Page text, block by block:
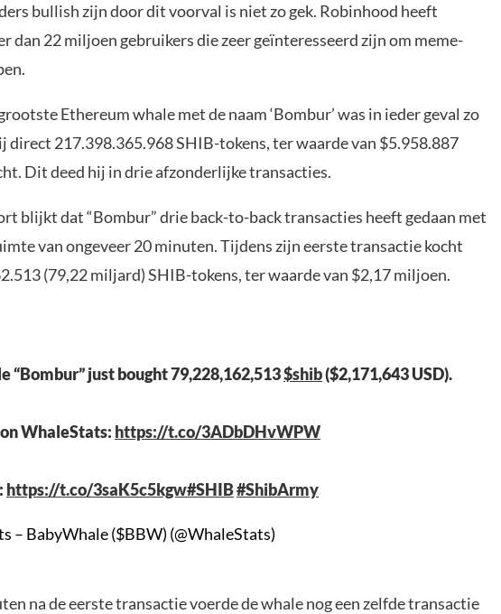
bullish zijn door dit voorval is niet zo gek. Robinhood heeft
dan 22 miljoen gebruikers die zeer geïnteresseerd zijn om meme-
Ethereum whale met de naam ‘Bombur’ was in ieder geval zo
direct 217.398.365.968 SHIB-tokens, ter waarde van $5.958.887
Dit deed hij in drie afzonderlijke transacties.
blijkt dat “Bombur” drie back-to-back transacties heeft gedaan met
van ongeveer 20 minuten. Tijdens zijn eerste transactie kocht
(79,22 miljard) SHIB-tokens, ter waarde van $2,17 miljoen.
“Bombur” just bought 79,228,162,513$shib($2,171,643 USD).
WhaleStats: https://t.co/3ADbDHvWPW
https://t.co/3saK5c5kgw#SHIB#ShibArmy
– BabyWhale ($BBW) (@WhaleStats)
na de eerste transactie voerde de whale nog een zelfde transactie